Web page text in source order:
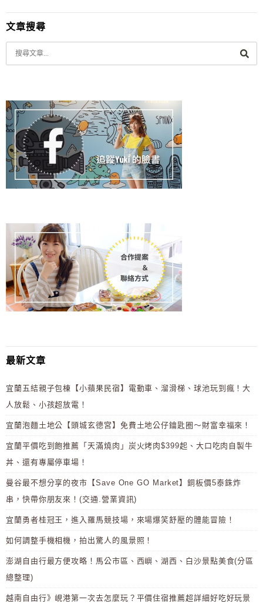
文章搜尋
最新文章
宜蘭五結親子包棟【小蘋果民宿】電動車、溜滑梯、球池玩到瘋！大
人放鬆、小孩超放電！
宜蘭泡麵土地公【頭城玄德宮】免費土地公仔鑰匙圈～財富幸福來！
宜蘭平價吃到飽推薦「天滿燒肉」炭火烤肉$399起、大口吃肉自製牛
丼、還有專屬停車場！
曼谷最不想分享的夜市【Save One GO Market】銅板價5泰銖炸
串，快帶你朋友來！(交通.營業資訊)
宜蘭勇者桂冠王，進入羅馬競技場，來場爆笑舒壓的體能冒險！
如何調整手機相機，拍出驚人的風景照！
澎湖自由行最方便攻略！馬公市區、西嶼、湖西、白沙景點美食(分區
總整理)
越南自由行》峴港第一次去怎麼玩？平價住宿推薦超詳細好吃好玩景